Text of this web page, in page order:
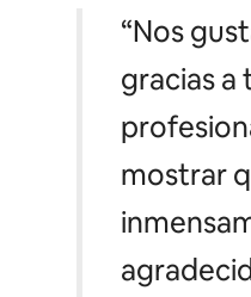
“Nos
gracias a
mostrar